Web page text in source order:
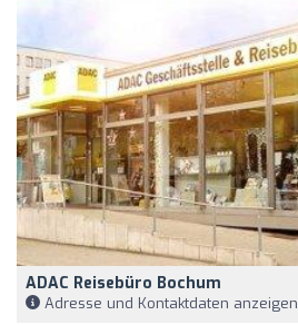
ADAC Reisebüro Bochum
Adresse und Kontaktdaten anzeigen